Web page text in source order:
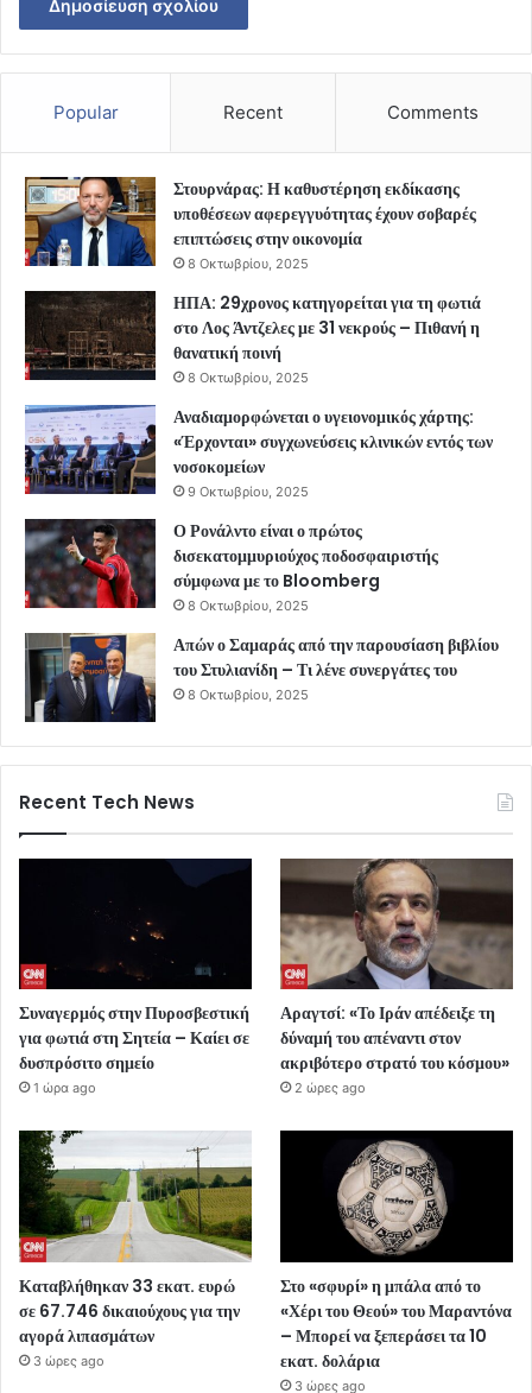
Popular Recent Comments
Στουρνάρας: Η καθυστέρηση εκδίκασης
υποθέσεων αφερεγγυότητας έχουν σοβαρές
επιπτώσεις στην οικονομία
8 Οκτωβρίου, 2025
ΗΠΑ: 29χρονος κατηγορείται για τη φωτιά
στο Λος Άντζελες με 31 νεκρούς – Πιθανή η
θανατική ποινή
8 Οκτωβρίου, 2025
Αναδιαμορφώνεται ο υγειονομικός χάρτης:
«Έρχονται» συγχωνεύσεις κλινικών εντός των
νοσοκομείων
9 Οκτωβρίου, 2025
Ο Ρονάλντο είναι ο πρώτος
δισεκατομμυριούχος ποδοσφαιριστής
σύμφωνα με το Bloomberg
8 Οκτωβρίου, 2025
Απών ο Σαμαράς από την παρουσίαση βιβλίου
του Στυλιανίδη – Τι λένε συνεργάτες του
8 Οκτωβρίου, 2025
Recent Tech News
Συναγερμός στην Πυροσβεστική
για φωτιά στη Σητεία – Καίει σε
δυσπρόσιτο σημείο
1 ώρα ago
Αραγτσί: «Το Ιράν απέδειξε τη
δύναμή του απέναντι στον
ακριβότερο στρατό του κόσμου»
2 ώρες ago
Καταβλήθηκαν 33 εκατ. ευρώ
σε 67.746 δικαιούχους για την
αγορά λιπασμάτων
3 ώρες ago
Στο «σφυρί» η μπάλα από το
«Χέρι του Θεού» του Μαραντόνα
– Μπορεί να ξεπεράσει τα 10
εκατ. δολάρια
3 ώρες ago